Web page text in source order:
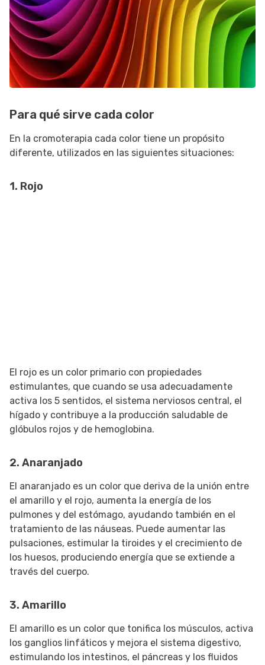
Para qué sirve cada color
En la cromoterapia cada color tiene un propósito
diferente, utilizados en las siguientes situaciones:
1. Rojo
El rojo es un color primario con propiedades
estimulantes, que cuando se usa adecuadamente
activa los 5 sentidos, el sistema nerviosos central, el
hígado y contribuye a la producción saludable de
glóbulos rojos y de hemoglobina.
2. Anaranjado
El anaranjado es un color que deriva de la unión entre
el amarillo y el rojo, aumenta la energía de los
pulmones y del estómago, ayudando también en el
tratamiento de las náuseas. Puede aumentar las
pulsaciones, estimular la tiroides y el crecimiento de
los huesos, produciendo energía que se extiende a
través del cuerpo.
3. Amarillo
El amarillo es un color que tonifica los músculos, activa
los ganglios linfáticos y mejora el sistema digestivo,
estimulando los intestinos, el páncreas y los fluidos